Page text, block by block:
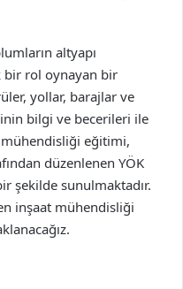
altyapı
bir rol oynayan bir
yollar, barajlar ve
bilgi ve becerileri ile
mühendisliği eğitimi,
düzenlenen YÖK
şekilde sunulmaktadır.
inşaat mühendisliği